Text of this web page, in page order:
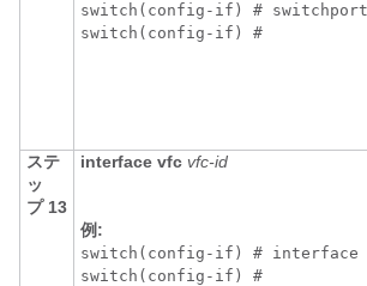
switch(config-if) # switchport
switch(config-if) #
ステ
ッ
プ 13
interface vfc vfc-id
例:
switch(config-if) # interface
switch(config-if) #